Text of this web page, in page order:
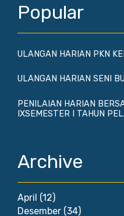
Popular
ULANGAN HARIAN PKN
ULANGAN HARIAN SENI
PENILAIAN HARIAN
IXSEMESTER I TAHUN
Archive
April (12)
Desember (34)